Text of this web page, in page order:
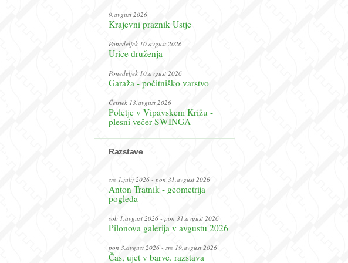
9.avgust 2026
Krajevni praznik Ustje
Ponedeljek 10.avgust 2026
Urice druženja
Ponedeljek 10.avgust 2026
Garaža - počitniško varstvo
Četrtek 13.avgust 2026
Poletje v Vipavskem Križu -
plesni večer SWINGA
Razstave
sre 1.julij 2026 - pon 31.avgust 2026
Anton Tratnik - geometrija
pogleda
sob 1.avgust 2026 - pon 31.avgust 2026
Pilonova galerija v avgustu 2026
pon 3.avgust 2026 - sre 19.avgust 2026
Čas, ujet v barve. razstava